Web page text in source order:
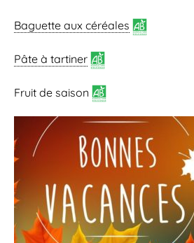
Baguette aux céréales
Pâte à tartiner
Fruit de saison